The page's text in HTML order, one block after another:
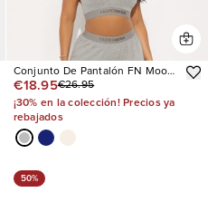
Conjunto De Pantalón FN Mood
Racerback Bralette PJ Boxer
€18.95€26.95
¡30% en la colección! Precios ya
rebajados
50%